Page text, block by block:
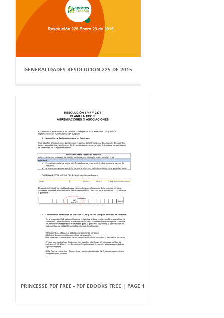
GENERALIDADES RESOLUCIÓN 225 DE 2015
PRINCESSE PDF FREE - PDF EBOOKS FREE | PAGE 1